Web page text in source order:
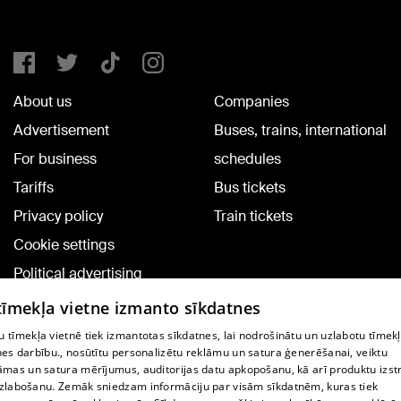
About us
Advertisement
For business
Tariffs
Privacy policy
Cookie settings
Political advertising
Cookie policy
Commenting terms
Companies
Buses, trains, international
schedules
Bus tickets
Train tickets
TV program
vietne izmanto sīkdatnes
tīmekļa vietnē tiek izmantotas sīkdatnes, lai nodrošinātu un uzlabotu
darbību., nosūtītu personalizētu reklāmu un satura ģenerēšanai, veiktu
un satura mērījumus, auditorijas datu apkopošanu, kā arī produktu
Zemāk sniedzam informāciju par visām sīkdatnēm, kuras tiek